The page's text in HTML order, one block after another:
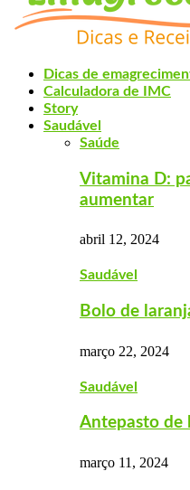
Dicas de
Calculadora de IMC
Story
Saudável
Saúde
Vitamina D:
aumentar
abril 12, 2024
Saudável
Bolo de
março 22, 2024
Saudável
Antepasto de
março 11, 2024